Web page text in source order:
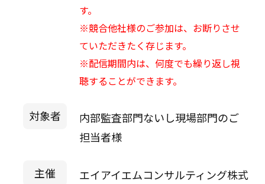
す。
※競合他社様のご参加は、お断りさせ
ていただきたく存じます。
※配信期間内は、何度でも繰り返し視
聴することができます。
対象者
内部監査部門ないし現場部門のご
担当者様
主催
エイアイエムコンサルティング株式